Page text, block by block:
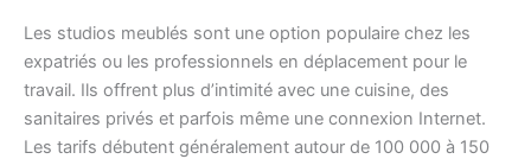
Les studios meublés sont une option populaire chez les
expatriés ou les professionnels en déplacement pour le
travail. Ils offrent plus d’intimité avec une cuisine, des
sanitaires privés et parfois même une connexion Internet.
Les tarifs débutent généralement autour de 100 000 à 150